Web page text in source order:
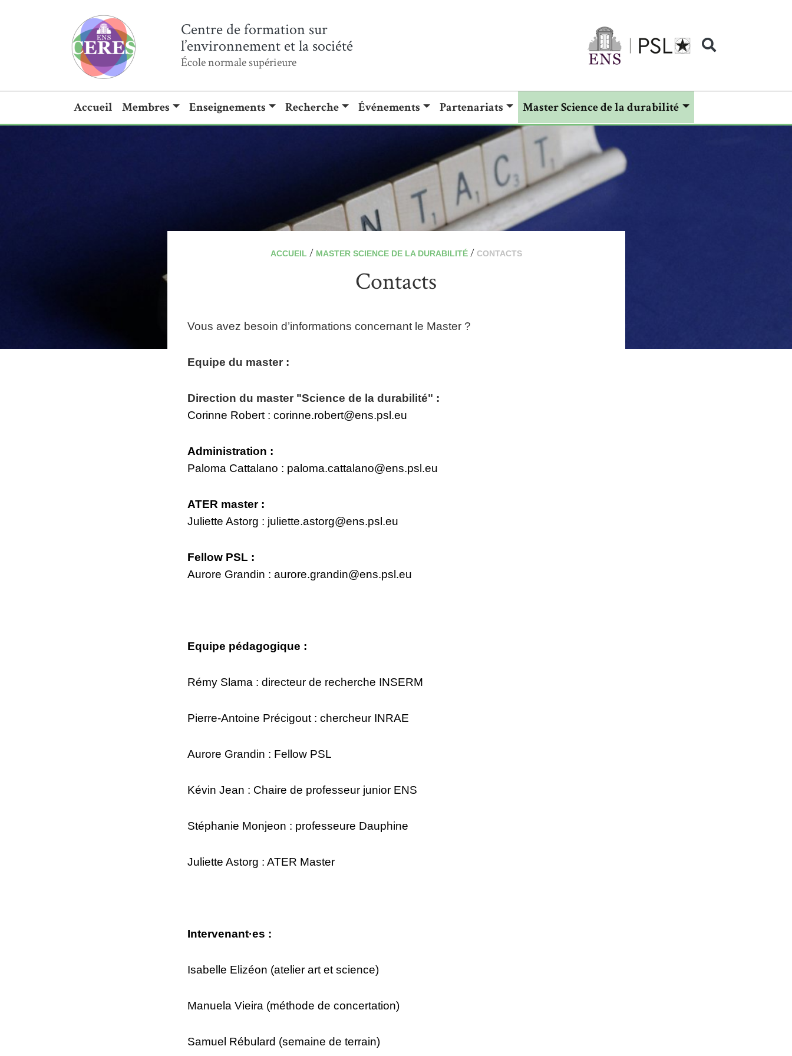
Centre de formation sur
l’environnement et la société
École normale supérieure
Accueil Membres Enseignements Recherche Événements Partenariats Master Science de la durabilité
ACCUEIL / MASTER SCIENCE DE LA DURABILITÉ/ CONTACTS
Contacts
Vous avez besoin d’informations concernant le Master ?
Equipe du master :
Direction du master "Science de la durabilité" :
Corinne Robert : corinne.robert@ens.psl.eu
Administration :
Paloma Cattalano : paloma.cattalano@ens.psl.eu
ATER master :
Juliette Astorg : juliette.astorg@ens.psl.eu
Fellow PSL :
Aurore Grandin : aurore.grandin@ens.psl.eu
Equipe pédagogique :
Rémy Slama : directeur de recherche INSERM
Pierre-Antoine Précigout : chercheur INRAE
Aurore Grandin : Fellow PSL
Kévin Jean : Chaire de professeur junior ENS
Stéphanie Monjeon : professeure Dauphine
Juliette Astorg : ATER Master
Intervenant·es :
Isabelle Elizéon (atelier art et science)
Manuela Vieira (méthode de concertation)
Samuel Rébulard (semaine de terrain)